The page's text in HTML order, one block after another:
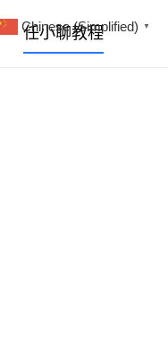
任小聊教程
Chinese (Simplified) ▼